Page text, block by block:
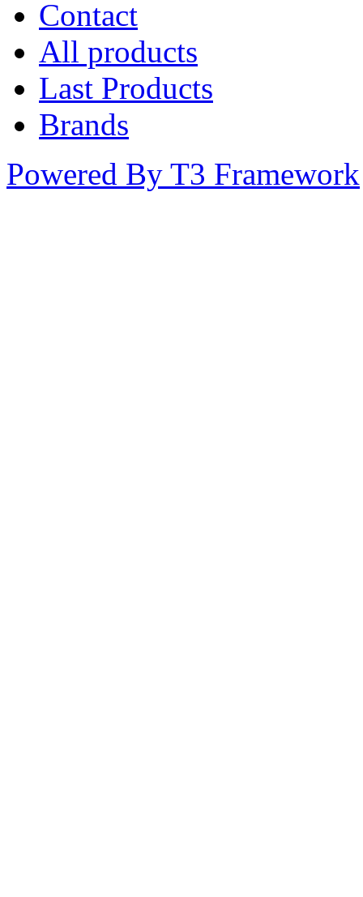
Contact
All products
Last Products
Brands
Powered By T3 Framework